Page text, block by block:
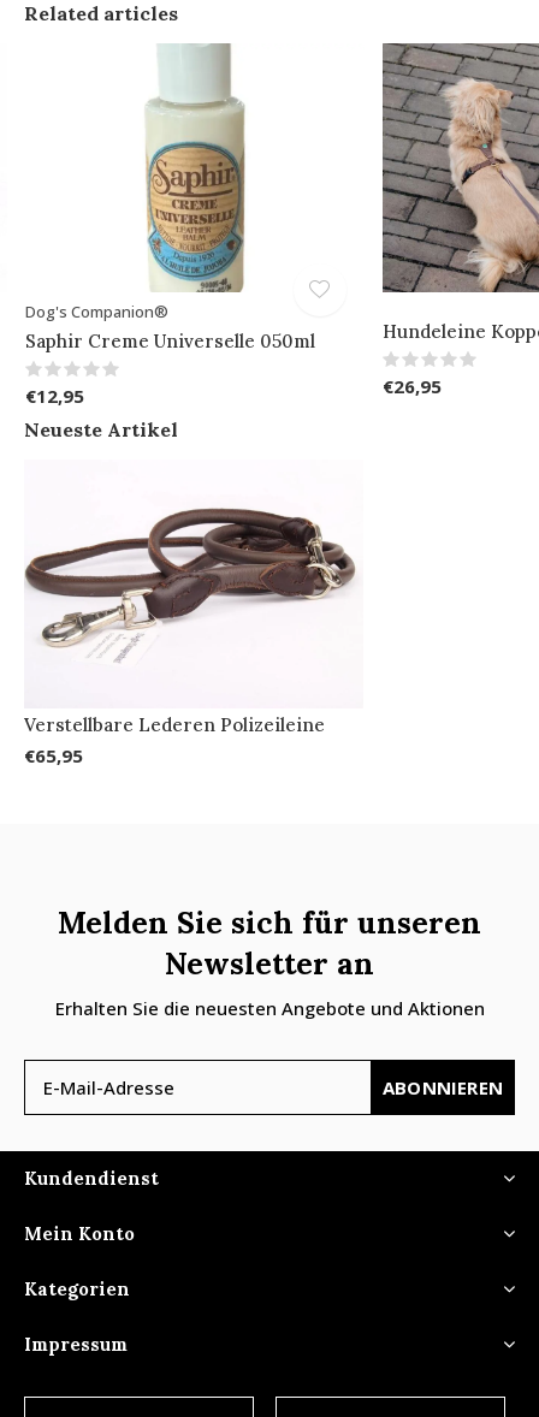
Related articles
Dog's Companion®
Saphir Creme Universelle 050ml
€12,95
Hundeleine
€26,95
Neueste Artikel
Verstellbare Lederen Polizeileine
€65,95
Melden Sie sich für unseren
Newsletter an
Erhalten Sie die neuesten Angebote und Aktionen
ABONNIEREN
Kundendienst
Mein Konto
Kategorien
Impressum